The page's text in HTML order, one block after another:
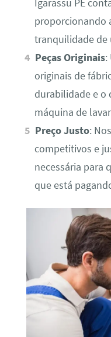
Igarassu PE
proporcionando
tranquilidade
Peças Originais:
originais de
durabilidade e o
máquina de
Preço Justo:
competitivos e
necessária para
que está